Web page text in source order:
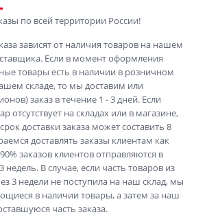
по всей территории России!
зависят от наличия товаров на нашем
Если в момент оформления
товары есть в наличии в розничном
складе, то мы доставим или
заказ в течение 1 - 3 дней. Если
отсутствует на складах или в магазине,
доставки заказа может составить 8
доставлять заказы клиентам как
заказов клиентов отправляются в
недель. В случае, если часть товаров из
3 недели не поступила на наш склад, мы
в наличии товары, а затем за наш
часть заказа.